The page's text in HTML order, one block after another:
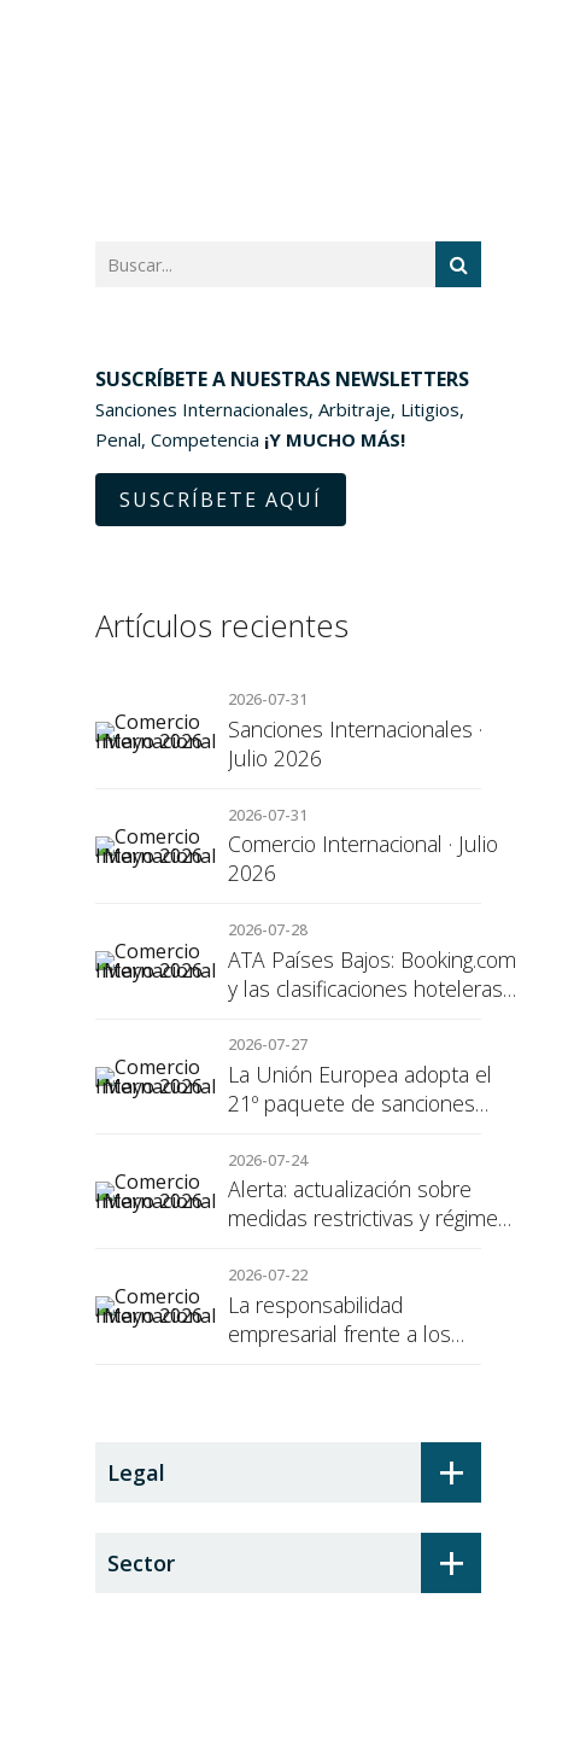
SUSCRÍBETE A NUESTRAS NEWSLETTERS
Sanciones Internacionales, Arbitraje, Litigios,
Penal, Competencia ¡Y MUCHO MÁS!
SUSCRÍBETE AQUÍ
Artículos recientes
2026-07-31
Sanciones Internacionales ·
Julio 2026
2026-07-31
Comercio Internacional · Julio
2026
2026-07-28
ATA Países Bajos: Booking.com
y las clasificaciones hoteleras,
para el consumidor
2026-07-27
La Unión Europea adopta el
21º paquete de sanciones
2026-07-24
Alerta: actualización sobre
medidas restrictivas y régimen
2026-07-22
La responsabilidad
empresarial frente a los
+
Legal
+
Sector